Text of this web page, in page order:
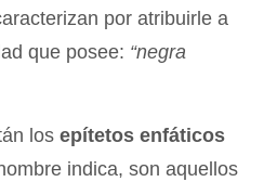
por atribuirle a
que posee: “negra
los epítetos enfáticos
indica, son aquellos